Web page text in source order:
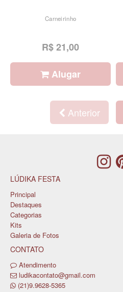
Carneirinho
R$ 21,00
Alugar
Anterior
LÚDIKA FESTA
Principal
Destaques
Categorias
Kits
Galeria de Fotos
CONTATO
Atendimento
ludikacontato@gmail.com
(21)9.9628-5365